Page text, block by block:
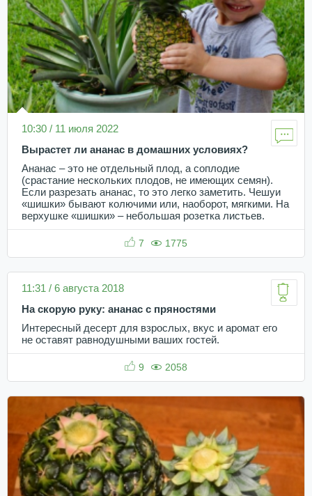
10:30 / 11 июля 2022
Вырастет ли ананас в домашних условиях?
Ананас – это не отдельный плод, а соплодие
(срастание нескольких плодов, не имеющих семян).
Если разрезать ананас, то это легко заметить. Чешуи
«шишки» бывают колючими или, наоборот, мягкими. На
верхушке «шишки» – небольшая розетка листьев.
7 1775
11:31 / 6 августа 2018
На скорую руку: ананас с пряностями
Интересный десерт для взрослых, вкус и аромат его
не оставят равнодушными ваших гостей.
9 2058